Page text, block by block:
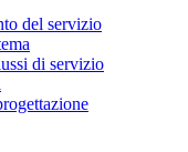
del servizio
di servizio